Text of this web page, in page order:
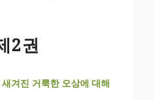
2권
겨진 거룩한 오상에 대해